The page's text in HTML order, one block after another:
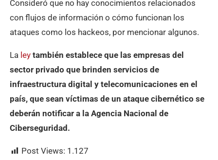
Consideró que no hay conocimientos relacionados
con flujos de información o cómo funcionan los
ataques como los hackeos, por mencionar algunos.
La ley también establece que las empresas del
sector privado que brinden servicios de
infraestructura digital y telecomunicaciones en el
país, que sean víctimas de un ataque cibernético se
deberán notificar a la Agencia Nacional de
Ciberseguridad.
Post Views: 1.127